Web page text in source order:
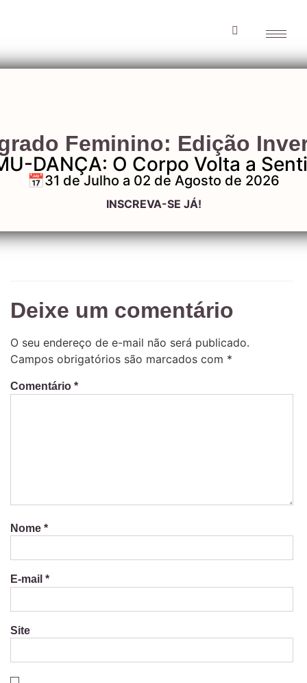
Deixe um comentário
O seu endereço de e-mail não será publicado.
Campos obrigatórios são marcados com *
Comentário *
Nome *
E-mail *
Site
Feminino: Edição
DANÇA: O Corpo Volta a
📅31 de Julho a 02 de Agosto de 2026
INSCREVA-SE JÁ!